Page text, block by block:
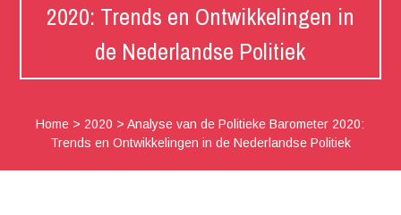
2020: Trends en Ontwikkelingen in
de Nederlandse Politiek
Home > 2020 >Analyse van de Politieke Barometer 2020:
Trends en Ontwikkelingen in de Nederlandse Politiek